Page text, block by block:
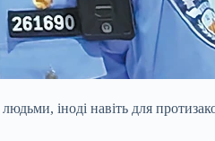
іноді навіть для